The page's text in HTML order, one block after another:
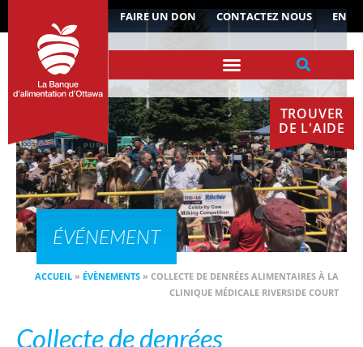
FAIRE UN DON CONTACTEZ NOUS EN
TROUVER
DE L'AIDE
ÉVÉNEMENT
ACCUEIL » ÉVÈNEMENTS » COLLECTE DE DENRÉES ALIMENTAIRES À LA
CLINIQUE MÉDICALE RIVERSIDE COURT
Collecte de denrées